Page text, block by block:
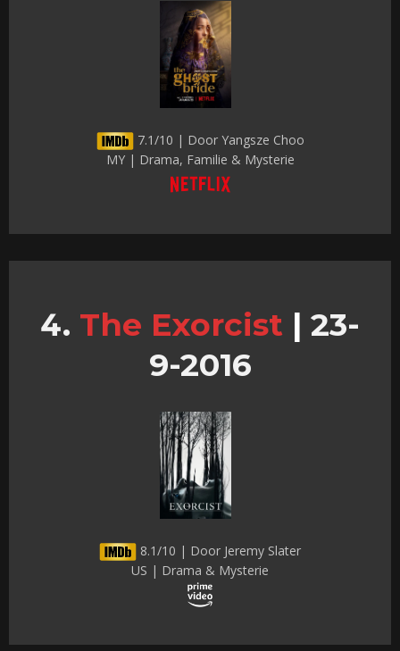
7.1/10 | Door Yangsze Choo
MY | Drama, Familie & Mysterie
The Exorcist | 23-
9-2016
8.1/10 | Door Jeremy Slater
US | Drama & Mysterie